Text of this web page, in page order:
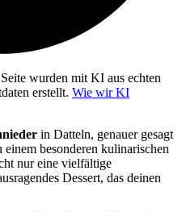
wurden mit KI aus echten
erstellt. Wie wir KI
in Datteln, genauer gesagt
besonderen kulinarischen
nur eine vielfältige
Dessert, das deinen